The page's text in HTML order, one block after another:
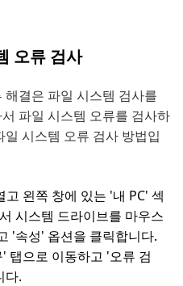
오류 검사
결은 파일 시스템 검사를
파일 시스템 오류를 검사하
시스템 오류 검사 방법입
왼쪽 창에 있는 '내 PC' 섹
시스템 드라이브를 마우스
'속성' 옵션을 클릭합니다.
탭으로 이동하고 '오류 검
다.